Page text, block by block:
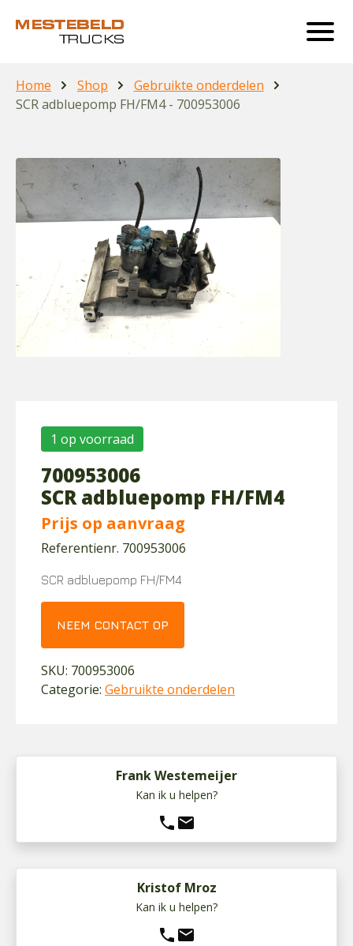
Home Shop
Gebruikte onderdelen
SCR adbluepomp FH/FM4 - 700953006
1 op voorraad
700953006
SCR adbluepomp FH/FM4
Prijs op aanvraag
Referentienr. 700953006
SCR adbluepomp FH/FM4
NEEM CONTACT OP
SKU: 700953006
Categorie: Gebruikte onderdelen
Frank Westemeijer
Kan ik u helpen?
phone mail
Kristof Mroz
Kan ik u helpen?
phone mail